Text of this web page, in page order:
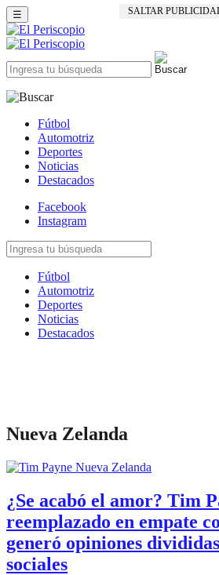
SALTAR
☰
Fútbol
Automotriz
Deportes
Noticias
Destacados
Facebook
Instagram
Fútbol
Automotriz
Deportes
Noticias
Destacados
Nueva Zelanda
¿Se acabó el amor? Tim
reemplazado en empate
generó opiniones
sociales